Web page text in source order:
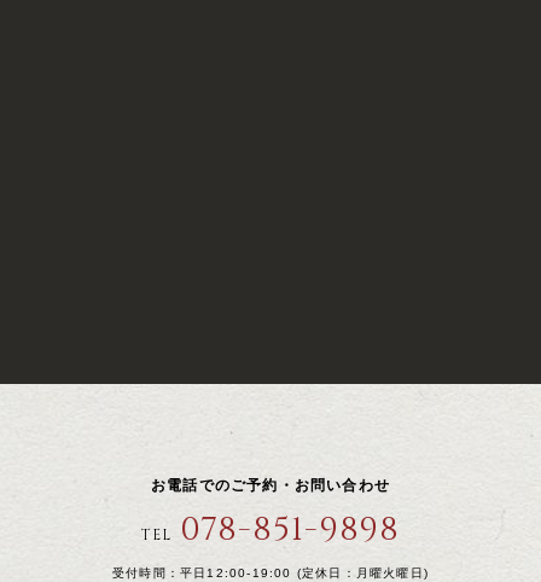
お電話でのご予約・お問い合わせ
TEL 078-851-9898
受付時間：平日12:00-19:00 (定休日：月曜火曜日)